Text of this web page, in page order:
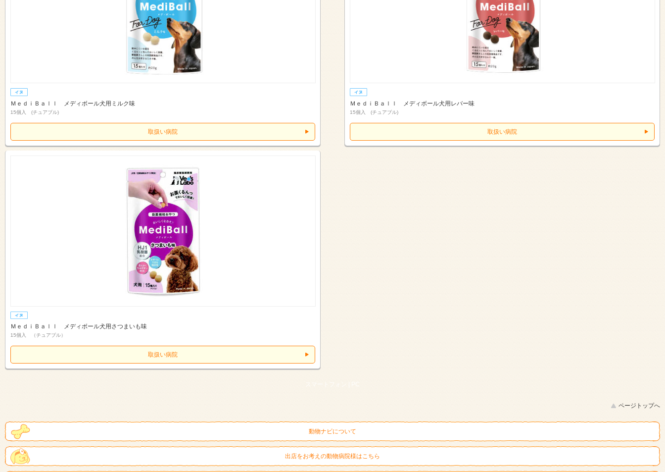
ＭｅｄｉＢａｌｌ メディボール犬用ミルク味
15個入 (チュアブル)
取扱い病院
ＭｅｄｉＢａｌｌ メディボール犬用レバー味
15個入 (チュアブル)
取扱い病院
ＭｅｄｉＢａｌｌ メディボール犬用さつまいも味
15個入 （チュアブル）
取扱い病院
スマートフォン | PC
ページトップへ
動物ナビについて
出店をお考えの動物病院様はこちら